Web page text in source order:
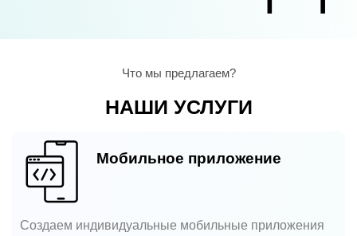
Что мы предлагаем?
НАШИ УСЛУГИ
Мобильное приложение
Создаем индивидуальные мобильные приложения